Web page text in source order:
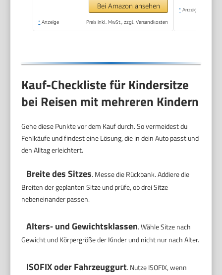
Bei Amazon ansehen
* Anzeige Preis inkl. MwSt., zzgl. Versandkosten
* Anzeige
Kauf-Checkliste für Kindersitze
bei Reisen mit mehreren Kindern
Gehe diese Punkte vor dem Kauf durch. So vermeidest du
Fehlkäufe und findest eine Lösung, die in dein Auto passt und
den Alltag erleichtert.
Breite des Sitzes. Messe die Rückbank. Addiere die
Breiten der geplanten Sitze und prüfe, ob drei Sitze
nebeneinander passen.
Alters‑ und Gewichtsklassen. Wähle Sitze nach
Gewicht und Körpergröße der Kinder und nicht nur nach Alter.
ISOFIX oder Fahrzeuggurt. Nutze ISOFIX, wenn